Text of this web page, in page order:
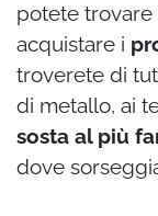
potete
acquistare i
troverete di
di metallo, ai
sosta al più
dove